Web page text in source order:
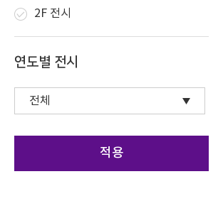
2F 전시
연도별 전시
적용